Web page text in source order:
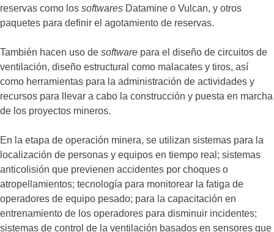
reservas como los softwares Datamine o Vulcan, y otros
paquetes para definir el agotamiento de reservas.
También hacen uso de software para el diseño de circuitos de
ventilación, diseño estructural como malacates y tiros, así
como herramientas para la administración de actividades y
recursos para llevar a cabo la construcción y puesta en marcha
de los proyectos mineros.
En la etapa de operación minera, se utilizan sistemas para la
localización de personas y equipos en tiempo real; sistemas
anticolisión que previenen accidentes por choques o
atropellamientos; tecnología para monitorear la fatiga de
operadores de equipo pesado; para la capacitación en
entrenamiento de los operadores para disminuir incidentes;
sistemas de control de la ventilación basados en sensores que